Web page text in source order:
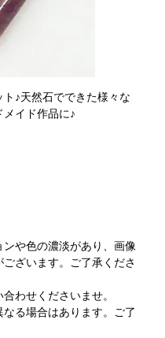
♪天然石でできた様々な
イド作品に♪
や色の濃淡があり、画像
ざいます。ご了承くださ
わせくださいませ。
る場合はあります。ご了